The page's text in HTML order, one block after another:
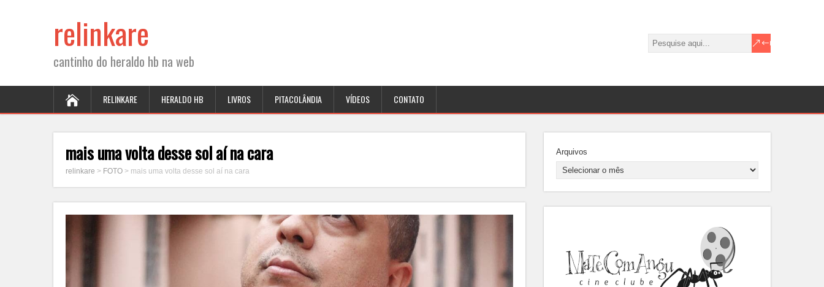
relinkare
cantinho do heraldo hb na web
RELINKARE HERALDO HB LIVROS PITACOLÂNDIA VÍDEOS CONTATO
mais uma volta desse sol aí na cara
relinkare > FOTO > mais uma volta desse sol aí na cara
Arquivos